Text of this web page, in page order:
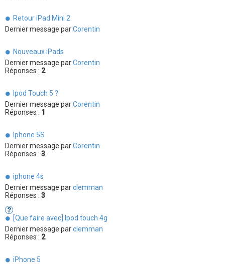
Retour iPad Mini 2
Dernier message parCorentin
Nouveaux iPads
Dernier message parCorentin
Réponses : 2
Ipod Touch 5 ?
Dernier message parCorentin
Réponses : 1
Iphone 5S
Dernier message parCorentin
Réponses : 3
iphone 4s
Dernier message parclemman
Réponses : 3
[Que faire avec] Ipod touch 4g
Dernier message parclemman
Réponses : 2
iPhone 5